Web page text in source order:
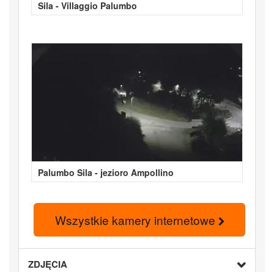
Sila - Villaggio Palumbo
Palumbo Sila - jezioro Ampollino
Wszystkie kamery internetowe
ZDJĘCIA